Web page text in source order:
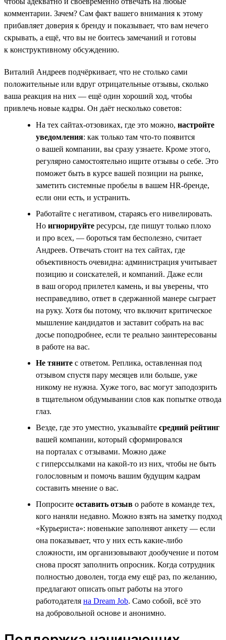
комментарии. Зачем? Сам факт вашего внимания к этому
прибавляет доверия к бренду и показывает, что вам нечего
скрывать, а ещё, что вы не боитесь замечаний и готовы
к конструктивному обсуждению.
Виталий Андреев подчёркивает, что не столько сами
положительные или вдруг отрицательные отзывы, сколько
ваша реакция на них — ещё один хороший ход, чтобы
привлечь новые кадры. Он даёт несколько советов:
На тех сайтах-отзовиках, где это можно, настройте
уведомления: как только там что-то появится
о вашей компании, вы сразу узнаете. Кроме этого,
регулярно самостоятельно ищите отзывы о себе. Это
поможет быть в курсе вашей позиции на рынке,
заметить системные пробелы в вашем HR-бренде,
если они есть, и устранить.
Работайте с негативом, стараясь его нивелировать.
Но игнорируйте ресурсы, где пишут только плохо
и про всех, — бороться там бесполезно, считает
Андреев. Отвечать стоит на тех сайтах, где
объективность очевидна: администрация учитывает
позицию и соискателей, и компаний. Даже если
в ваш огород прилетел камень, и вы уверены, что
несправедливо, ответ в сдержанной манере сыграет
на руку. Хотя бы потому, что включит критическое
мышление кандидатов и заставит собрать на вас
досье поподробнее, если те реально заинтересованы
в работе на вас.
Не тяните с ответом. Реплика, оставленная под
отзывом спустя пару месяцев или больше, уже
никому не нужна. Хуже того, вас могут заподозрить
в тщательном обдумывании слов как попытке отвода
глаз.
Везде, где это уместно, указывайте средний рейтинг
вашей компании, который сформировался
на порталах с отзывами. Можно даже
с гиперссылками на какой-то из них, чтобы не быть
голословным и помочь вашим будущим кадрам
составить мнение о вас.
Попросите оставить отзыв о работе в команде тех,
кого наняли недавно. Можно взять на заметку подход
«Курьериста»: новенькие заполняют анкету — если
она показывает, что у них есть какие-либо
сложности, им организовывают дообучение и потом
снова просят заполнить опросник. Когда сотрудник
полностью доволен, тогда ему ещё раз, по желанию,
предлагают описать опыт работы на этого
работодателя на Dream Job. Само собой, всё это
на добровольной основе и анонимно.